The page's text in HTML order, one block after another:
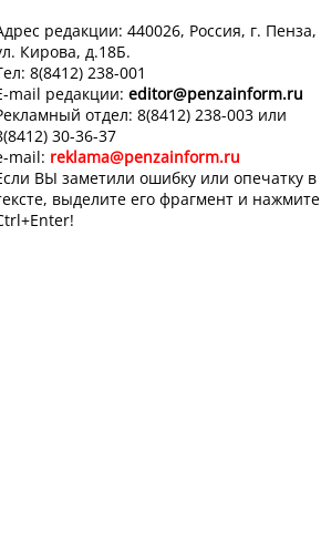
редакции: 440026, Россия, г. Пенза,
Кирова, д.18Б.
8(8412) 238-001
mail редакции: editor@penzainform.ru
отдел: 8(8412) 238-003 или
30-36-37
mail: reklama@penzainform.ru
ВЫ заметили ошибку или опечатку в
выделите его фрагмент и нажмите